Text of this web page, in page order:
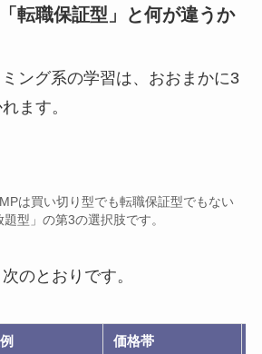
転職保証型」と何が違うか
ング系の学習は、おおまかに3
ます。
は買い切り型でも転職保証型でもない
題型」の第3の選択肢です。
のとおりです。
価格帯